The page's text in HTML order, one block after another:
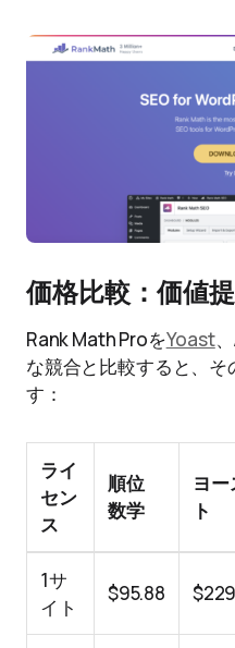
価格比較：価値
Rank Math ProをYoast
な競合と比較すると、そ
す：
ライ
セン
ス
順位
数学
ヨー
ト
1サ
イト
$95.88 $229